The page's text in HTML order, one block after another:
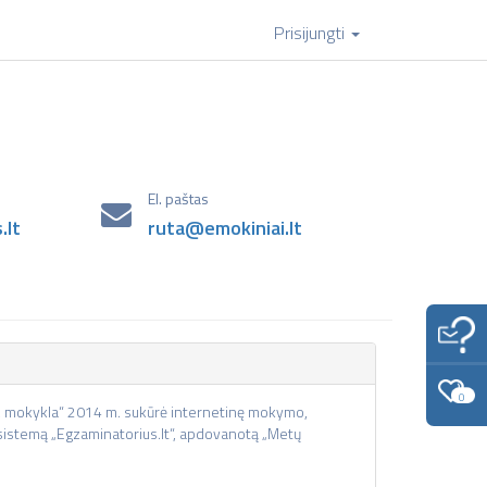
Prisijungti
El. paštas
ruta@emokiniai.lt
2014 m. sukūrė internetinę mokymo,
„Egzaminatorius.lt“, apdovanotą „Metų
0